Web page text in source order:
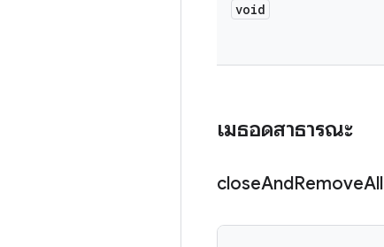
void
เมธอดสาธารณะ
closeAndRemoveAll